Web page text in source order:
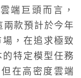
端巨頭而言，
款預計於今年
，在追求極致
特定模型任務
在高密度雲端